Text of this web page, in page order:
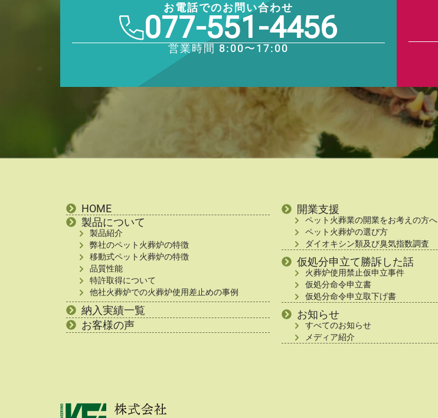
お電話でのお問い合わせ
077-551-4456
営業時間 8:00〜17:00
HOME
製品について
製品紹介
弊社のペット火葬炉の特徴
移動式ペット火葬炉の特徴
品質性能
特許取得について
他社火葬炉での火葬炉使用差止めの事例
納入実績一覧
お客様の声
開業支援
ペット火葬業の開業をお考えの方へ
ペット火葬炉の選び方
ダイオキシン類及び臭気指数調査
仮処分申立て勝訴した話
火葬炉使用禁止仮申立事件
仮処分命令申立書
仮処分命令申立取下げ書
お知らせ
すべてのお知らせ
メディア紹介